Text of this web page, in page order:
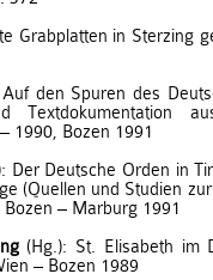
Grabplatten in Sterzing
den Spuren des
Textdokumentation
1990, Bozen 1991
Der Deutsche Orden in
(Quellen und Studien
– Marburg 1991
(Hg.): St. Elisabeth im
– Bozen 1989